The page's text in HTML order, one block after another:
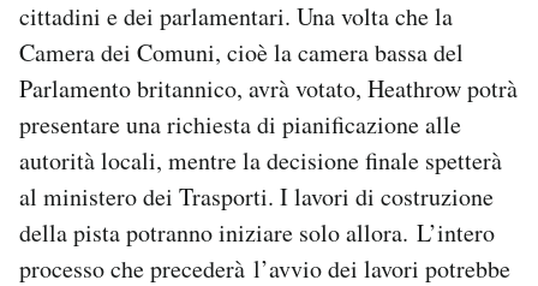
cittadini e dei parlamentari. Una volta che la
Camera dei Comuni, cioè la camera bassa del
Parlamento britannico, avrà votato, Heathrow potrà
presentare una richiesta di pianificazione alle
autorità locali, mentre la decisione finale spetterà
al ministero dei Trasporti. I lavori di costruzione
della pista potranno iniziare solo allora. L’intero
processo che precederà l’avvio dei lavori potrebbe